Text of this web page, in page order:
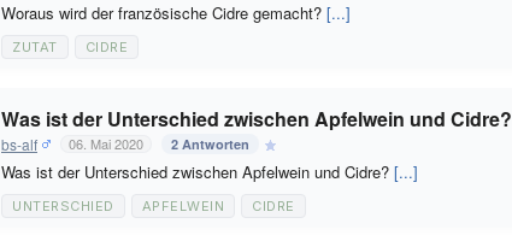
Woraus wird der französische Cidre gemacht? [...]
ZUTAT CIDRE
Was ist der Unterschied zwischen Apfelwein und Cidre?
bs-alf 06. Mai 2020 2 Antworten
Was ist der Unterschied zwischen Apfelwein und Cidre? [...]
UNTERSCHIED APFELWEIN CIDRE